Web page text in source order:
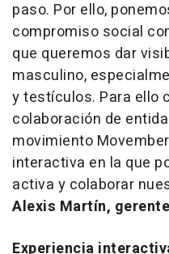
paso. Por ello,
compromiso social
que queremos dar
masculino,
y testículos. Para ello
colaboración de
movimiento
interactiva en la que
activa y colaborar
Alexis Martín,
Experiencia